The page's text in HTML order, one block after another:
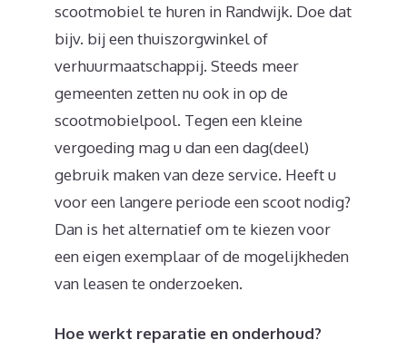
scootmobiel te huren in Randwijk. Doe dat
bijv. bij een thuiszorgwinkel of
verhuurmaatschappij. Steeds meer
gemeenten zetten nu ook in op de
scootmobielpool. Tegen een kleine
vergoeding mag u dan een dag(deel)
gebruik maken van deze service. Heeft u
voor een langere periode een scoot nodig?
Dan is het alternatief om te kiezen voor
een eigen exemplaar of de mogelijkheden
van leasen te onderzoeken.
Hoe werkt reparatie en onderhoud?